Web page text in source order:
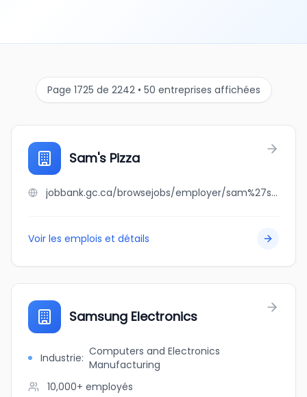
Page 1725 de 2242 • 50 entreprises affichées
Sam's Pizza
jobbank.gc.ca/browsejobs/employer/sam%27s+pizza/ca
Voir les emplois et détails
Samsung Electronics
Industrie: Computers and Electronics
Manufacturing
10,000+ employés